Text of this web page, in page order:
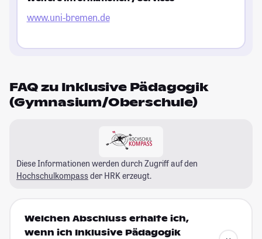
www.uni-bremen.de
FAQ zu Inklusive Pädagogik
(Gymnasium/Oberschule)
Diese Informationen werden durch Zugriff auf den
Hochschulkompass der HRK erzeugt.
Welchen Abschluss erhalte ich,
wenn ich Inklusive Pädagogik